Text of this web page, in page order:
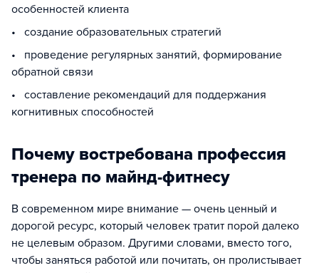
особенностей клиента
• создание образовательных стратегий
• проведение регулярных занятий, формирование
обратной связи
• составление рекомендаций для поддержания
когнитивных способностей
Почему востребована профессия
тренера по майнд-фитнесу
В современном мире внимание — очень ценный и
дорогой ресурс, который человек тратит порой далеко
не целевым образом. Другими словами, вместо того,
чтобы заняться работой или почитать, он пролистывает